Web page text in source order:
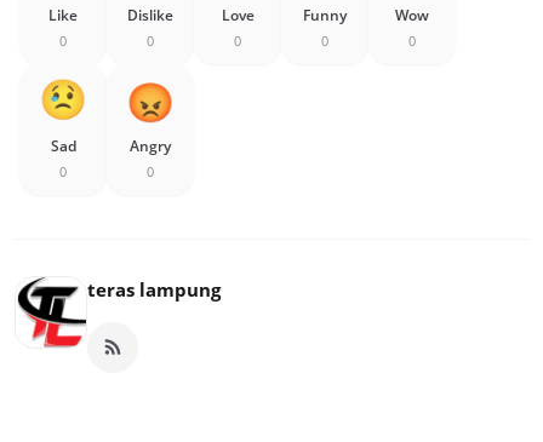
Like
0
Dislike
0
Love
0
Funny
0
Wow
0
Sad
0
Angry
0
teras lampung